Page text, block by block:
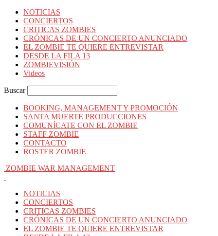
NOTICIAS
CONCIERTOS
CRITICAS ZOMBIES
CRÓNICAS DE UN CONCIERTO ANUNCIADO
EL ZOMBIE TE QUIERE ENTREVISTAR
DESDE LA FILA 13
ZOMBIEVISIÓN
Videos
Buscar
BOOKING, MANAGEMENT Y PROMOCIÓN
SANTA MUERTE PRODUCCIONES
COMUNÍCATE CON EL ZOMBIE
STAFF ZOMBIE
CONTACTO
ROSTER ZOMBIE
ZOMBIE WAR MANAGEMENT
NOTICIAS
CONCIERTOS
CRITICAS ZOMBIES
CRÓNICAS DE UN CONCIERTO ANUNCIADO
EL ZOMBIE TE QUIERE ENTREVISTAR